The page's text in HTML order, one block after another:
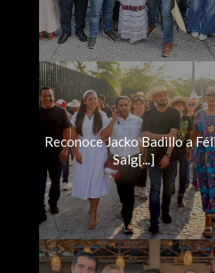
Reconoce Jacko Badillo a
Salg[...]